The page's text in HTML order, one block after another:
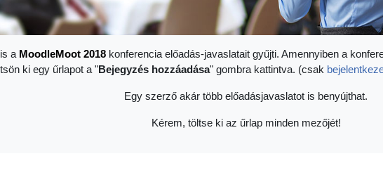
a MoodleMoot 2018 konferencia előadás-javaslatait gyűjti. Amennyiben a
ki egy űrlapot a "Bejegyzés hozzáadása" gombra kattintva. (csak
Egy szerző akár több előadásjavaslatot is benyújthat.
Kérem, töltse ki az űrlap minden mezőjét!
Harmadik